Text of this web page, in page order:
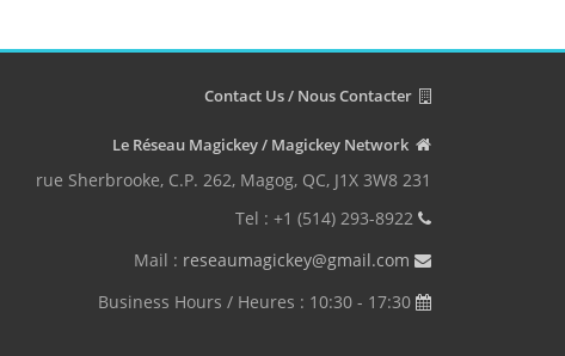
231 rue Sherbrooke, C.P. 262, Magog, QC, J1X 3W8
reseaumagickey@gmail.com